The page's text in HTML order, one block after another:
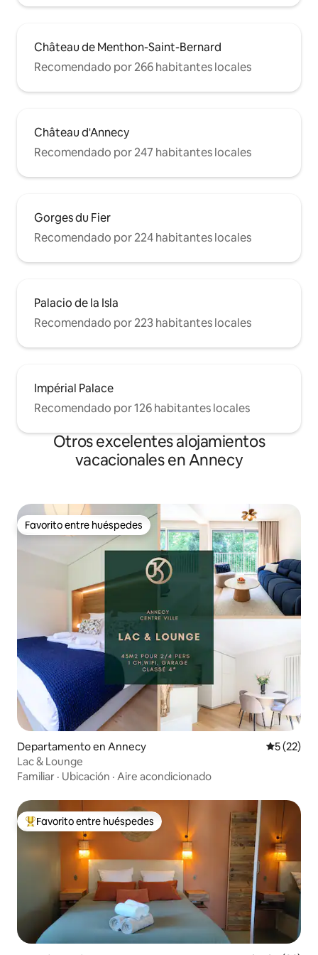
Château de Menthon-Saint-Bernard
Recomendado por 266 habitantes locales
Château d'Annecy
Recomendado por 247 habitantes locales
Gorges du Fier
Recomendado por 224 habitantes locales
Palacio de la Isla
Recomendado por 223 habitantes locales
Impérial Palace
Recomendado por 126 habitantes locales
Otros excelentes alojamientos
vacacionales en Annecy
Favorito entre huéspedes
Favorito entre huéspedes
Departamento en Annecy
5 (22)
Lac & Lounge
Familiar · Ubicación · Aire acondicionado
De los mejores en Favorito entre huéspedes
Favorito entre huéspedes